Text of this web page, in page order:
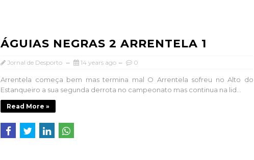
ÁGUIAS NEGRAS 2 ARRENTELA 1
Jornal de Desporto 14 years ago 0
Arrentela começa bem mas termina mal O Arrentela sofreu no Alto do
Estanqueiro a sua segunda derrota no campeonato mas continua na lid...
Read More »